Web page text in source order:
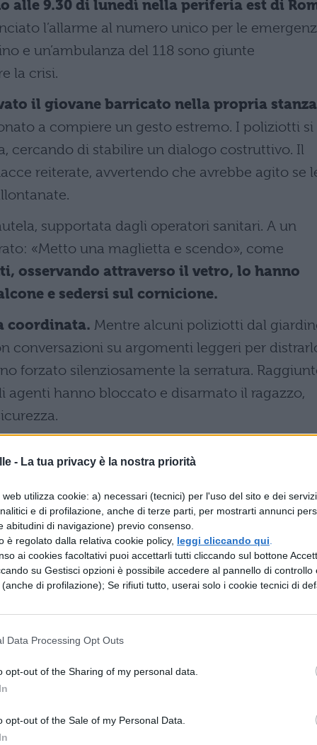
- La tua privacy è la nostra priorità
utilizza cookie: a) necessari (tecnici) per l'uso del sito e dei
e di profilazione, anche di terze parti, per mostrarti annunci
abitudini di navigazione) previo consenso.
è regolato dalla relativa cookie policy, leggi cliccando qui
ai cookies facoltativi puoi accettarli tutti cliccando sul bottone
su Gestisci opzioni è possibile accedere al pannello di controllo
di profilazione); Se rifiuti tutto, userai solo i cookie tecnici di
Data Processing Opt Outs
opt-out of the Sharing of my personal data.
opt-out of the Sale of my Personal Data.
alle 9.30 di lunedì nella periferia est di
l’allarme al numero unico per le
e un’ambulanza del 118 sono giunte
la crisi.
il giovane barricato nella propria stanza
a compiere un gesto estremo. I poliziotti si
cercando di stabilire un dialogo costruttivo. Il
reiterate, avvertendo che avrebbe agito se
supportata dagli operatori sanitari. A un
«Metto una maglietta e scendo», come
osservando attraverso il vetro, lo hanno
e sedersi sul cornicione.
coordinata. Mentre alcuni poliziotti dal
conversazioni su argomenti leggeri per
forzato silenziosamente la serratura.
agenti hanno bloccato e disarmato il ragazzo,
dell’intervento
avviato un dialogo su argomenti
cornicione, con l’obiettivo di ridurre la tensione
estremo. Contemporaneamente, i
modo discreto, forzando la serratura della
agli agenti di raggiungere rapidamente il
disarmarlo prima che potesse compiere il
calma e intervento risolutivo si è
dell’operazione. Gli operatori sanitari del 118
la trattativa, contribuendo alla de-
assistenza immediata una volta messo in